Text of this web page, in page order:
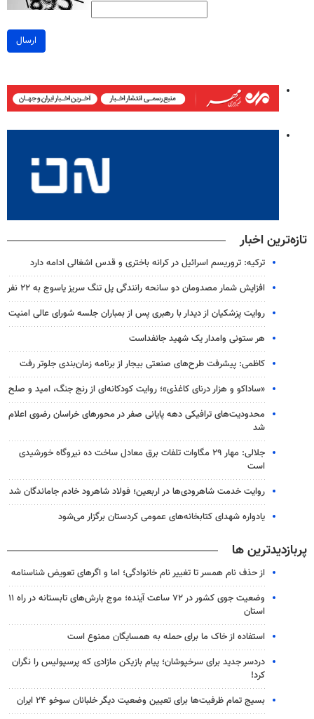
ارسال
تازه‌ترین اخبار
ترکیه: تروریسم اسرائیل در کرانه باختری و قدس اشغالی ادامه دارد
افزایش شمار مصدومان دو سانحه رانندگی پل تنگ سریز یاسوج به ۲۲ نفر
روایت پزشکیان از دیدار با رهبری پس از بمباران جلسه شورای عالی امنیت
هر ستونی وامدار یک شهید جانفداست
کاظمی: پیشرفت طرح‌های صنعتی بیجار از برنامه زمان‌بندی جلوتر رفت
«ساداکو و هزار درنای کاغذی»؛ روایت کودکانه‌ای از رنج جنگ، امید و صلح
محدودیت‌های ترافیکی دهه پایانی صفر در محورهای خراسان رضوی اعلام
شد
جلالی: مهار ۲۹ مگاوات تلفات برق معادل ساخت ده نیروگاه خورشیدی
است
روایت خدمت شاهرودی‌ها در اربعین؛ فولاد شاهرود خادم جاماندگان شد
یادواره شهدای کتابخانه‌های عمومی کردستان برگزار می‌شود
پربازدیدترین ها
از حذف نام همسر تا تغییر نام خانوادگی؛ اما و اگرهای تعویض شناسنامه
وضعیت جوی کشور در ۷۲ ساعت آینده؛ موج بارش‌های تابستانه در راه ۱۱
استان
استفاده از خاک ما برای حمله به همسایگان ممنوع است
دردسر جدید برای سرخپوشان؛ پیام بازیکن مازادی که پرسپولیس را نگران
کرد!
بسیج تمام ظرفیت‌ها برای تعیین وضعیت دیگر خلبانان سوخو ۲۴ ایران